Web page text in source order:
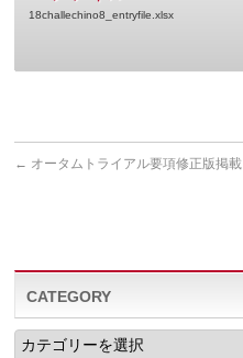
18challechino8_entryfile.xlsx
← オータムトライアル要項修正版掲載
CATEGORY
CATEGORY